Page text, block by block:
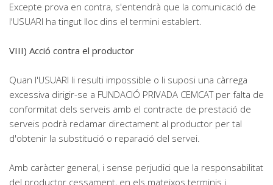
Excepte prova en contra, s'entendrà que la comunicació de
l'USUARI ha tingut lloc dins el termini establert.
VIII) Acció contra el productor
Quan l'USUARI li resulti impossible o li suposi una càrrega
excessiva dirigir-se a FUNDACIÓ PRIVADA CEMCAT per falta de
conformitat dels serveis amb el contracte de prestació de
serveis podrà reclamar directament al productor per tal
d'obtenir la substitució o reparació del servei.
Amb caràcter general, i sense perjudici que la responsabilitat
del productor cessament, en els mateixos terminis i